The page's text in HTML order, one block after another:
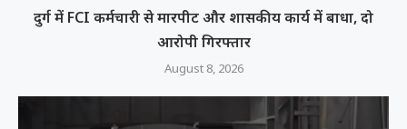
दुर्ग में FCI कर्मचारी से मारपीट और शासकीय कार्य में बाधा, दो
आरोपी गिरफ्तार
August 8, 2026